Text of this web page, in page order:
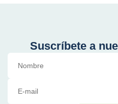
Suscríbete a